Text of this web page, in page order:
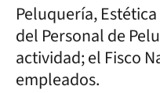
Peluquería,
del Personal de
actividad; el Fisco
empleados.